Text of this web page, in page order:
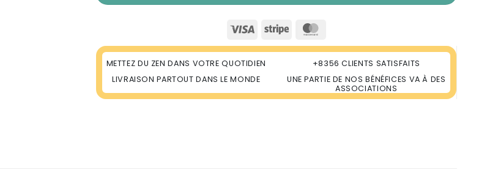
Visa Stripe
METTEZ DU ZEN DANS VOTRE QUOTIDIEN
+8356 CLIENTS SATISFAITS
LIVRAISON PARTOUT DANS LE MONDE
UNE PARTIE DE NOS BÉNÉFICES VA À DES
ASSOCIATIONS